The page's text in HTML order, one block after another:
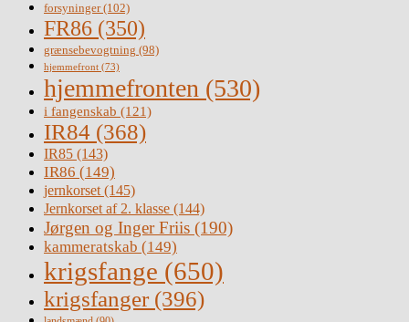
forsyninger(102)
FR86 (350)
grænsebevogtning (98)
hjemmefront (73)
hjemmefronten (530)
i fangenskab (121)
IR84 (368)
IR85 (143)
IR86 (149)
jernkorset(145)
Jernkorset af 2. klasse (144)
Jørgen og Inger Friis (190)
kammeratskab (149)
krigsfange (650)
krigsfanger (396)